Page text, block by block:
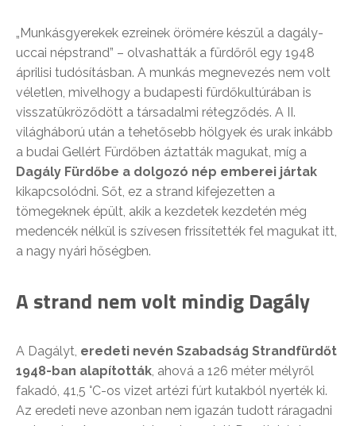
„Munkásgyerekek ezreinek örömére készül a dagály-
uccai népstrand” – olvashatták a fürdőről egy 1948
áprilisi tudósításban. A munkás megnevezés nem volt
véletlen, mivelhogy a budapesti fürdőkultúrában is
visszatükröződött a társadalmi rétegződés. A II.
világháború után a tehetősebb hölgyek és urak inkább
a budai Gellért Fürdőben áztatták magukat, míg a
Dagály Fürdőbe a dolgozó nép emberei jártak
kikapcsolódni. Sőt, ez a strand kifejezetten a
tömegeknek épült, akik a kezdetek kezdetén még
medencék nélkül is szívesen frissítették fel magukat itt,
a nagy nyári hőségben.
A strand nem volt mindig Dagály
A Dagályt, eredeti nevén Szabadság Strandfürdőt
1948-ban alapították, ahová a 126 méter mélyről
fakadó, 41,5 °C-os vizet artézi fúrt kutakból nyerték ki.
Az eredeti neve azonban nem igazán tudott ráragadni